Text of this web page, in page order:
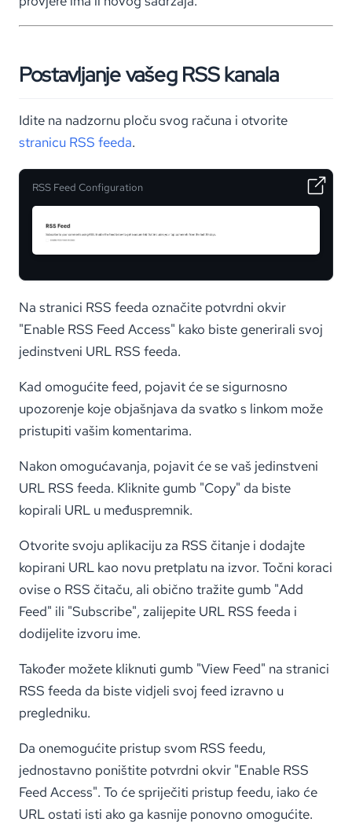
Postavljanje vašeg RSS kanala
Idite na nadzornu ploču svog računa i otvorite
stranicu RSS feeda.
RSS Feed Configuration
Na stranici RSS feeda označite potvrdni okvir
"Enable RSS Feed Access" kako biste generirali svoj
jedinstveni URL RSS feeda.
Kad omogućite feed, pojavit će se sigurnosno
upozorenje koje objašnjava da svatko s linkom može
pristupiti vašim komentarima.
Nakon omogućavanja, pojavit će se vaš jedinstveni
URL RSS feeda. Kliknite gumb "Copy" da biste
kopirali URL u međuspremnik.
Otvorite svoju aplikaciju za RSS čitanje i dodajte
kopirani URL kao novu pretplatu na izvor. Točni koraci
ovise o RSS čitaču, ali obično tražite gumb "Add
Feed" ili "Subscribe", zalijepite URL RSS feeda i
dodijelite izvoru ime.
Također možete kliknuti gumb "View Feed" na stranici
RSS feeda da biste vidjeli svoj feed izravno u
pregledniku.
Da onemogućite pristup svom RSS feedu,
jednostavno poništite potvrdni okvir "Enable RSS
Feed Access". To će spriječiti pristup feedu, iako će
URL ostati isti ako ga kasnije ponovno omogućite.